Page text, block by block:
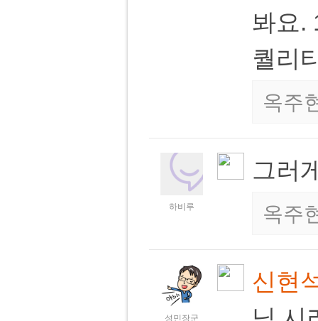
봐요.
퀄리
옥주
하비루
그러
옥주
성민장군
신현